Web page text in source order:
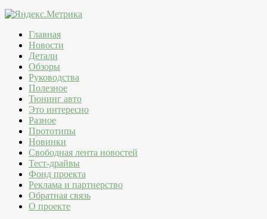
Главная
Новости
Детали
Обзоры
Руководства
Полезное
Тюнинг авто
Это интересно
Разное
Прототипы
Новинки
Свободная лента новостей
Тест-драйвы
Фонд проекта
Реклама и партнерство
Обратная связь
О проекте